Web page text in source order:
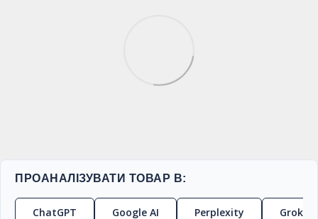
ПРОАНАЛІЗУВАТИ ТОВАР В:
ChatGPT Google AI Perplexity Grok